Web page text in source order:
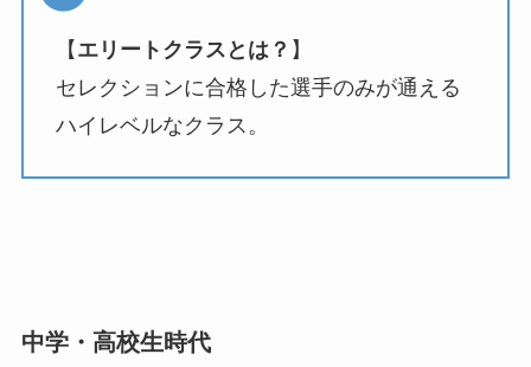
【 エリートクラスとは？ 】
セレクションに合格した選手のみが通える
ハイレベルなクラス。
中学・高校生時代